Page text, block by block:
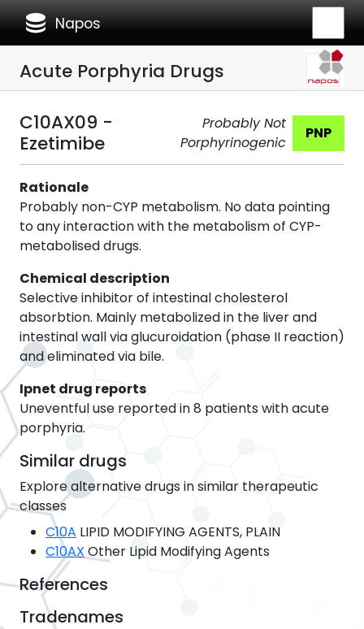
database Napos
Acute Porphyria Drugs
C10AX09 -
Ezetimibe
Probably Not
Porphyrinogenic
PNP
Rationale
Probably non-CYP metabolism. No data pointing
to any interaction with the metabolism of CYP-
metabolised drugs.
Chemical description
Selective inhibitor of intestinal cholesterol
absorbtion. Mainly metabolized in the liver and
intestinal wall via glucuroidation (phase II reaction)
and eliminated via bile.
Ipnet drug reports
Uneventful use reported in 8 patients with acute
porphyria.
Similar drugs
Explore alternative drugs in similar therapeutic
classes
C10A LIPID MODIFYING AGENTS, PLAIN
C10AX Other Lipid Modifying Agents
References
Tradenames